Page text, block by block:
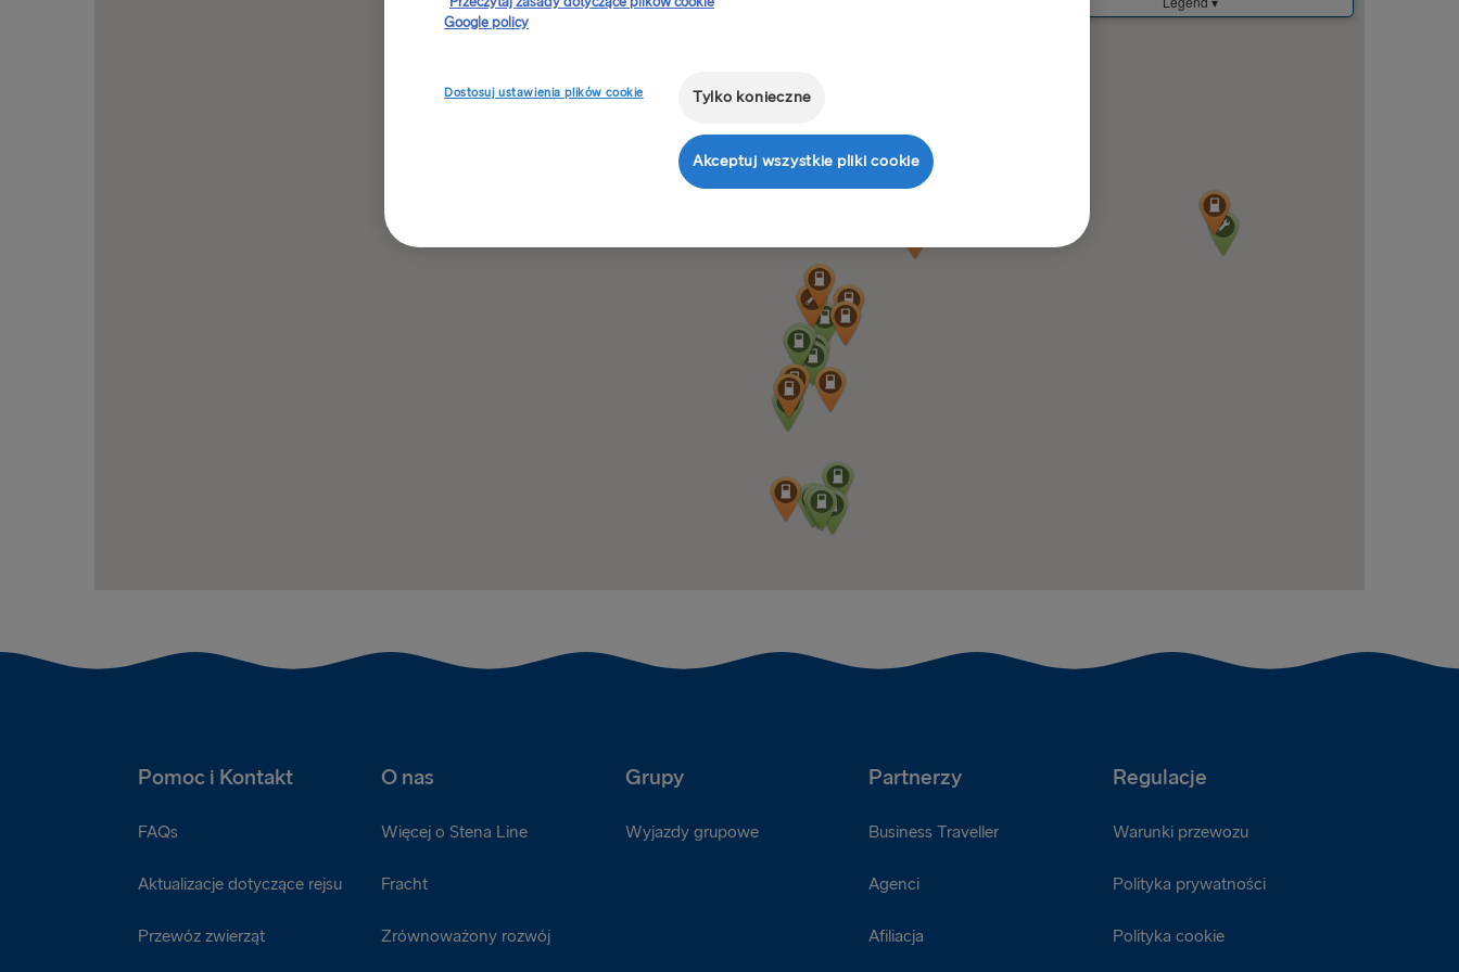
Pomoc i Kontakt O nas Grupy Partnerzy Regulacje
FAQs
Aktualizacje dotyczące rejsu
Przewóz zwierząt
Więcej o Stena Line
Fracht
Zrównoważony rozwój
Wyjazdy grupowe Business Traveller
Agenci
Afiliacja
Warunki przewozu
Polityka prywatności
Polityka cookie
Google policy
Dostosuj ustawienia plików cookie Tylko konieczne
Akceptuj wszystkie pliki cookie